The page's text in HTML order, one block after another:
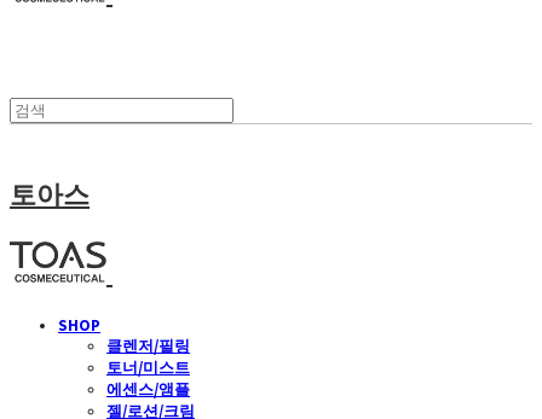
토아스
SHOP
클렌저/필링
토너/미스트
에센스/앰플
젤/로션/크림